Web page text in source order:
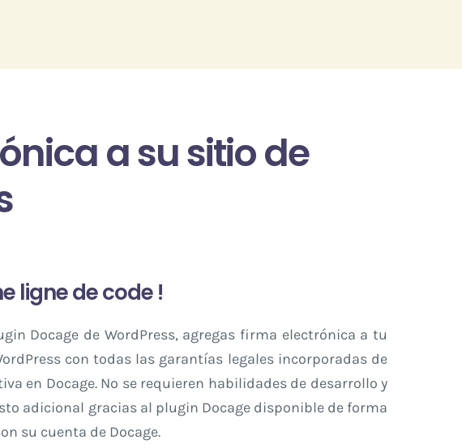
a su sitio de
ligne de code !
Docage de WordPress, agregas firma electrónica a tu
con todas las garantías legales incorporadas de
en Docage. No se requieren habilidades de desarrollo y
adicional gracias al plugin Docage disponible de forma
su cuenta de Docage.